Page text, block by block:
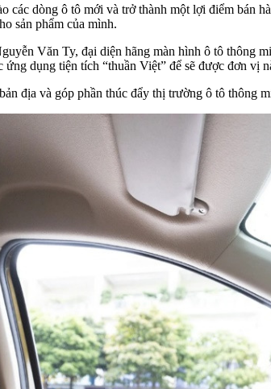
dòng ô tô mới và trở thành một lợi điểm bán
sản phẩm của mình.
Văn Ty, đại diện hãng màn hình ô tô thông
dụng tiện tích “thuần Việt” để sẽ được đơn vị
địa và góp phần thúc đẩy thị trường ô tô thông